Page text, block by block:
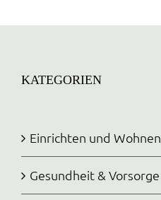
KATEGORIEN
Einrichten und Wohnen
Gesundheit & Vorsorge